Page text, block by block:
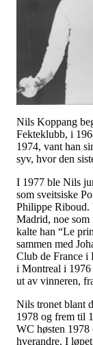
Nils Koppang
Fekteklubb, i
1974, vant han
syv, hvor den
I 1977 ble Nils
som sveitsiske
Philippe Riboud.
Madrid, noe som
kalte han “Le
sammen med
Club de France
i Montreal i 1976
ut av vinneren,
Nils tronet blant
1978 og frem til
WC høsten 1978
hverandre. I